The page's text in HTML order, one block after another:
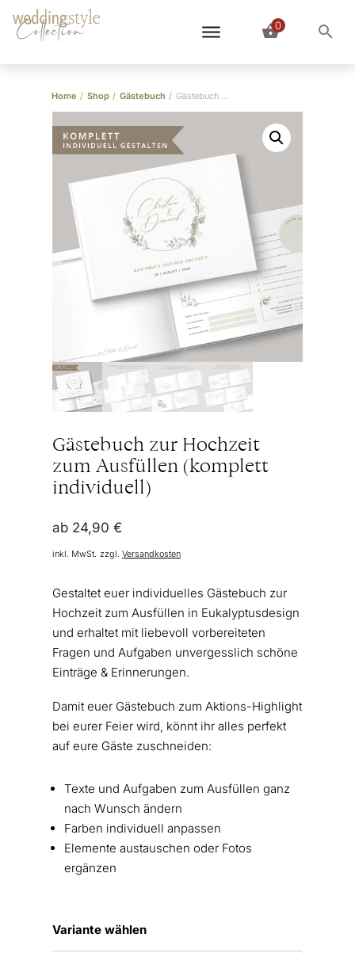
Collection 0
Home / Shop / Gästebuch / Gästebuch zur Hochzeit zum Ausfüllen (komplett individuell)
Gästebuch zur Hochzeit
zum Ausfüllen (komplett
individuell)
ab 24,90 €
inkl. MwSt. zzgl. Versandkosten
Gestaltet euer individuelles Gästebuch zur
Hochzeit zum Ausfüllen in Eukalyptusdesign
und erhaltet mit liebevoll vorbereiteten
Fragen und Aufgaben unvergesslich schöne
Einträge & Erinnerungen.
Damit euer Gästebuch zum Aktions-Highlight
bei eurer Feier wird, könnt ihr alles perfekt
auf eure Gäste zuschneiden:
Texte und Aufgaben zum Ausfüllen ganz
nach Wunsch ändern
Farben individuell anpassen
Elemente austauschen oder Fotos
ergänzen
Variante wählen